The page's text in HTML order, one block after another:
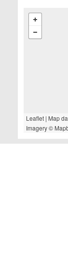
Leaflet| Map
Imagery ©